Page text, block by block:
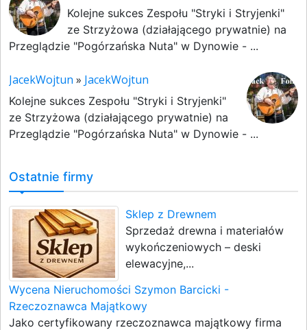
Kolejne sukces Zespołu "Stryki i Stryjenki"
ze Strzyżowa (działającego prywatnie) na
Przeglądzie "Pogórzańska Nuta" w Dynowie - ...
JacekWojtun » JacekWojtun
Kolejne sukces Zespołu "Stryki i Stryjenki"
ze Strzyżowa (działającego prywatnie) na
Przeglądzie "Pogórzańska Nuta" w Dynowie - ...
Ostatnie firmy
Sklep z Drewnem
Sprzedaż drewna i materiałów
wykończeniowych – deski
elewacyjne,...
Wycena Nieruchomości Szymon Barcicki -
Rzeczoznawca Majątkowy
Jako certyfikowany rzeczoznawca majątkowy firma